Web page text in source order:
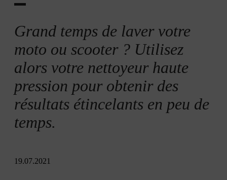
Grand temps de laver votre
moto ou scooter ? Utilisez
alors votre nettoyeur haute
pression pour obtenir des
résultats étincelants en peu de
temps.
19.07.2021